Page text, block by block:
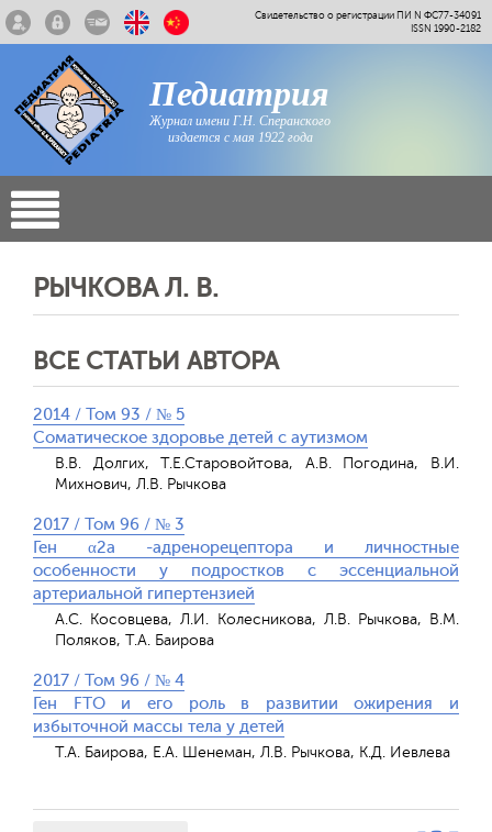
Свидетельство о регистрации ПИ N ФС77-34091
ISSN 1990-2182
Педиатрия
Журнал имени Г.Н. Сперанского
издается с мая 1922 года
РЫЧКОВА Л. В.
ВСЕ СТАТЬИ АВТОРА
2014 / Том 93 / № 5
Соматическое здоровье детей с аутизмом
В.В. Долгих, Т.Е.Старовойтова, А.В. Погодина, В.И.
Михнович, Л.В. Рычкова
2017 / Том 96 / № 3
Ген α2а -адренорецептора и личностные
особенности у подростков с эссенциальной
артериальной гипертензией
А.С. Косовцева, Л.И. Колесникова, Л.В. Рычкова, В.М.
Поляков, Т.А. Баирова
2017 / Том 96 / № 4
Ген FTO и его роль в развитии ожирения и
избыточной массы тела у детей
Т.А. Баирова, Е.А. Шенеман, Л.В. Рычкова, К.Д. Иевлева